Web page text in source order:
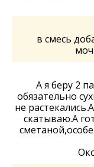
в смесь
А я беру 2
обязательно
не
скатываю.А